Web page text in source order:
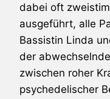
dabei oft
ausgeführt, alle
Bassistin Linda
der
zwischen roher
psychedelischer